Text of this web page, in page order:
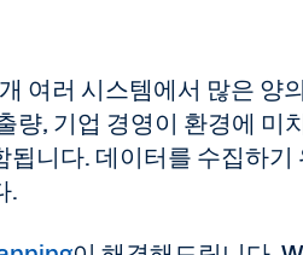
여러 시스템에서 많은 양
량, 기업 경영이 환경에 미
니다. 데이터를 수집하
.